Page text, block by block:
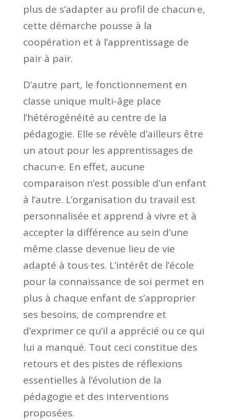
plus de s’adapter au profil de chacun·e,
cette démarche pousse à la
coopération et à l’apprentissage de
pair à pair.
D’autre part, le fonctionnement en
classe unique multi-âge place
l’hétérogénéité au centre de la
pédagogie. Elle se révèle d’ailleurs être
un atout pour les apprentissages de
chacun·e. En effet, aucune
comparaison n’est possible d’un enfant
à l’autre. L’organisation du travail est
personnalisée et apprend à vivre et à
accepter la différence au sein d’une
même classe devenue lieu de vie
adapté à tous·tes. L’intérêt de l’école
pour la connaissance de soi permet en
plus à chaque enfant de s’approprier
ses besoins, de comprendre et
d’exprimer ce qu’il a apprécié ou ce qui
lui a manqué. Tout ceci constitue des
retours et des pistes de réflexions
essentielles à l’évolution de la
pédagogie et des interventions
proposées.